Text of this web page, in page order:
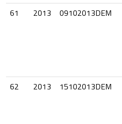
61
2013 09102013DEM
62
2013 15102013DEM